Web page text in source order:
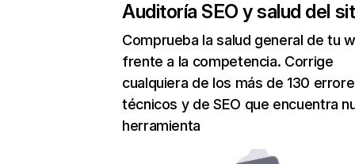
Auditoría SEO y salud del
Comprueba la salud general de tu
frente a la competencia. Corrige
cualquiera de los más de 130
técnicos y de SEO que encuentra
herramienta